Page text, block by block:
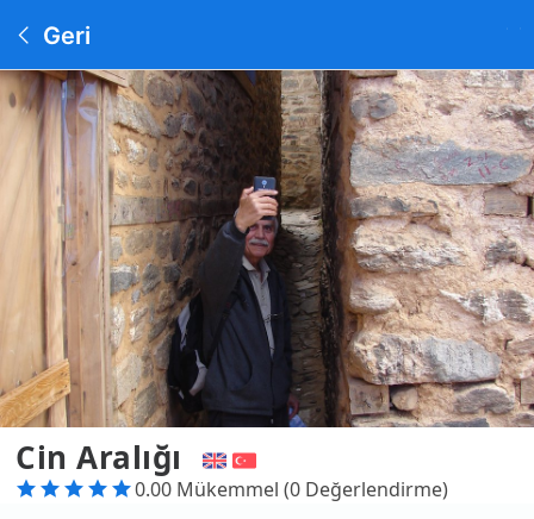
Geri
Cin Aralığı
0.00 Mükemmel (0 Değerlendirme)